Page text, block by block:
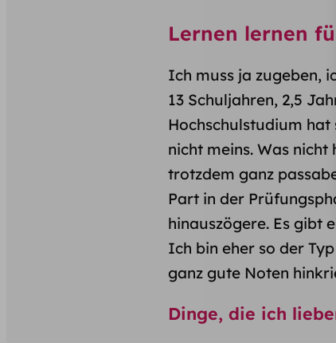
Lernen lernen
Ich muss ja zugeben,
13 Schuljahren, 2,5
Hochschulstudium hat
nicht meins. Was nicht
trotzdem ganz
Part in der
hinauszögere. Es gibt
Ich bin eher so der Typ
ganz gute Noten
Dinge, die ich